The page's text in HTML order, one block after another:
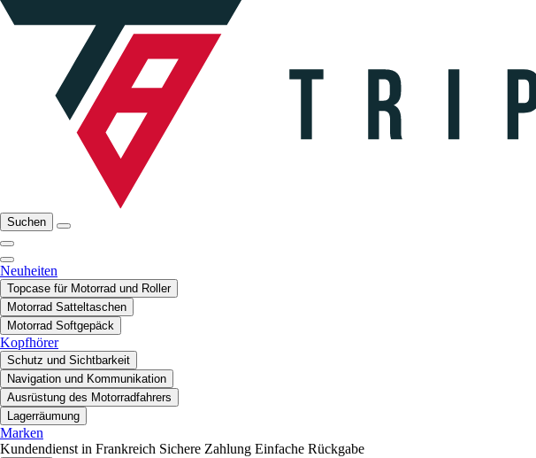
Suchen
Neuheiten
Topcase für Motorrad und Roller
Motorrad Satteltaschen
Motorrad Softgepäck
Kopfhörer
Schutz und Sichtbarkeit
Navigation und Kommunikation
Ausrüstung des Motorradfahrers
Lagerräumung
Marken
Kundendienst in Frankreich Sichere Zahlung Einfache Rückgabe